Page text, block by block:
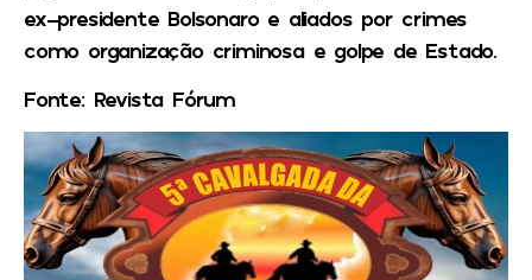
ex-presidente Bolsonaro e aliados por crimes
como organização criminosa e golpe de Estado.
Fonte: Revista Fórum